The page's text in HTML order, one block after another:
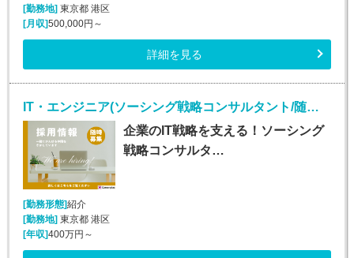
[勤務地]東京都 港区
[月収]500,000円～
詳細を見る
IT・エンジニア(ソーシング戦略コンサルタント/随時入社/正社員)
企業のIT戦略を支える！ソーシング
戦略コンサルタ…
[勤務形態]紹介
[勤務地] 東京都 港区
[年収]400万円～